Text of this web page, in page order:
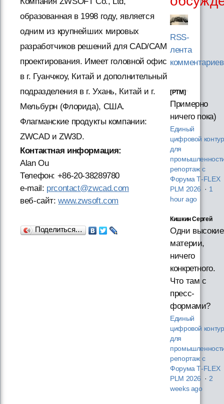
образованная в 1998 году, является
одним из крупнейших мировых
разработчиков решений для CAD/CAM
проектирования. Имеет головной офис
в г. Гуанчжоу, Китай и дополнительный
подразделения в г. Ухань, Китай и г.
Мельбурн (Флорида), США.
Флагманские продукты компании:
ZWCAD и ZW3D.
Контактная информация:
Alan Ou
Телефон: +86-20-38289780
e-mail: prcontact@zwcad.com
веб-сайт:www.zwsoft.com
Поделиться…
RSS-
лента
комментариев
[PTM]
Примерно
ничего пока)
Единый
цифровой контур
для
репортаж с
Форума T‑FLEX
PLM 2026 · 1
hour ago
Кишкин Сергей
Одни высокие
материи,
ничего
конкретного.
Что там с
пресс-
формами?
Единый
цифровой контур
для
репортаж с
Форума T‑FLEX
PLM 2026 · 2
weeks ago